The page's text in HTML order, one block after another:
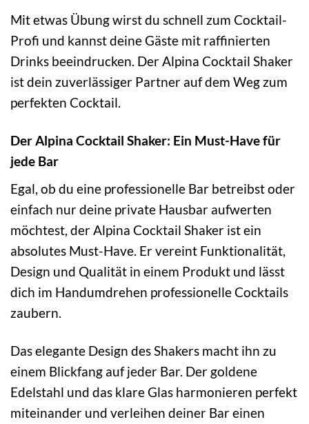
Mit etwas Übung wirst du schnell zum Cocktail-
Profi und kannst deine Gäste mit raffinierten
Drinks beeindrucken. Der Alpina Cocktail Shaker
ist dein zuverlässiger Partner auf dem Weg zum
perfekten Cocktail.
Der Alpina Cocktail Shaker: Ein Must-Have für
jede Bar
Egal, ob du eine professionelle Bar betreibst oder
einfach nur deine private Hausbar aufwerten
möchtest, der Alpina Cocktail Shaker ist ein
absolutes Must-Have. Er vereint Funktionalität,
Design und Qualität in einem Produkt und lässt
dich im Handumdrehen professionelle Cocktails
zaubern.
Das elegante Design des Shakers macht ihn zu
einem Blickfang auf jeder Bar. Der goldene
Edelstahl und das klare Glas harmonieren perfekt
miteinander und verleihen deiner Bar einen